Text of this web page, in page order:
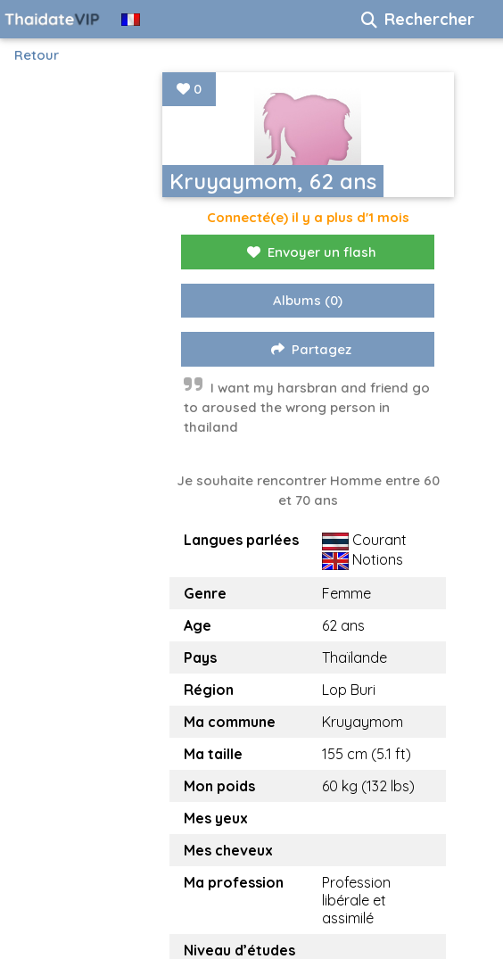
Rechercher
Retour
Kruyaymom, 62 ans
0
Connecté(e) il y a plus d'1 mois
Envoyer un flash
Albums (0)
Partagez
I want my harsbran and friend go
to aroused the wrong person in
thailand
Je souhaite rencontrer Homme entre 60
et 70 ans
Langues parlées
Courant
Notions
Genre
Femme
Age
62 ans
Pays
Thaïlande
Région
Lop Buri
Ma commune
Kruyaymom
Ma taille
155 cm (5.1 ft)
Mon poids
60 kg (132 lbs)
Mes yeux
Mes cheveux
Ma profession
Profession
libérale et
assimilé
Niveau d’études